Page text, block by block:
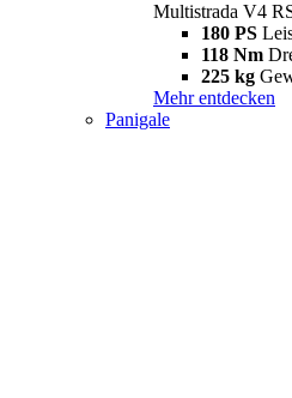
Multistrada V4
180 PS
118 Nm
225 kg
Mehr entdecken
Panigale